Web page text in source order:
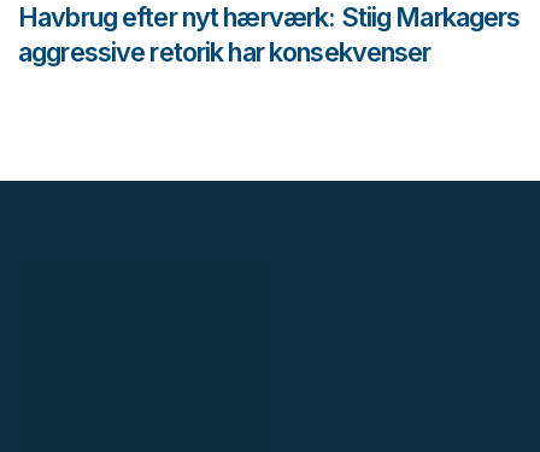
Havbrug efter nyt hærværk: Stiig Markagers
aggressive retorik har konsekvenser